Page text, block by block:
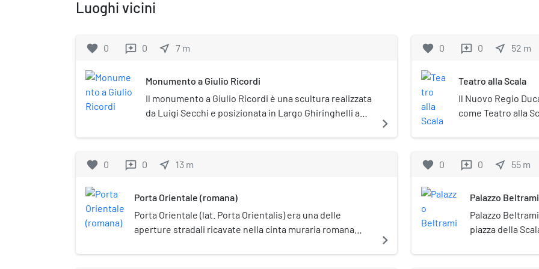
Luoghi vicini
favorite 0 reviews 0 near_me 7 m
Monumento a Giulio Ricordi
Il monumento a Giulio Ricordi è una scultura realizzata
da Luigi Secchi e posizionata in Largo Ghiringhelli a
navigate_next
favorite 0 reviews 0 near_me 13 m
Porta Orientale (romana)
Porta Orientale (lat. Porta Orientalis) era una delle
aperture stradali ricavate nella cinta muraria romana
Corrispondeva alla Porta Decumana dell'originario
navigate_next
favorite 0 reviews 0 near_me 52 m
Teatro alla Scala
Il Nuovo Regio
come Teatro alla
prestigiosi teatri al
della musica
riconosciuta
costruito a
incendio, del
corpo di Ballo, e
favorite 0 reviews 0 near_me 55 m
Palazzo Beltrami
Palazzo
piazza della